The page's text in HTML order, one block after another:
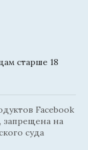
старше 18
Facebook
запрещена на
суда